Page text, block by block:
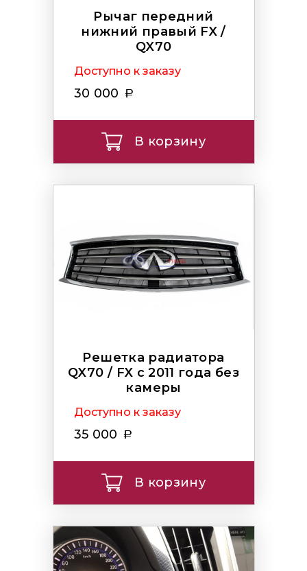
Рычаг передний
нижний правый FX /
QX70
Доступно к заказу
30 000
В корзину
Решетка радиатора
QX70 / FX c 2011 года без
камеры
Доступно к заказу
35 000
В корзину